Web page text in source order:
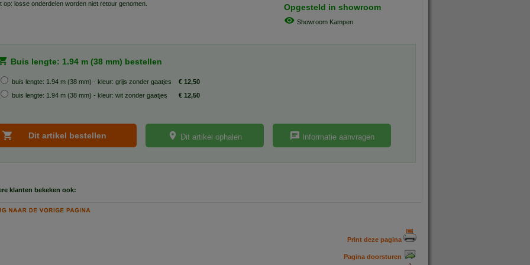
Opgesteld in showroom
Showroom Kampen
op: losse onderdelen worden niet retour genomen.
Buis lengte: 1.94 m (38 mm) bestellen
buis lengte: 1.94 m (38 mm) - kleur: grijs zonder gaatjes
€ 12,50
buis lengte: 1.94 m (38 mm) - kleur: wit zonder gaatjes
€ 12,50
Dit artikel ophalen Informatie aanvragen
klanten bekeken ook:
Print deze pagina
Pagina doorsturen